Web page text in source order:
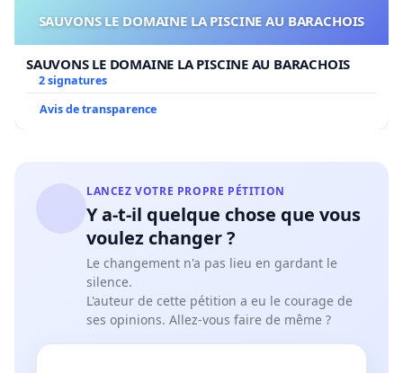
SAUVONS LE DOMAINE LA PISCINE AU BARACHOIS
SAUVONS LE DOMAINE LA PISCINE AU BARACHOIS
2 signatures
Avis de transparence
LANCEZ VOTRE PROPRE PÉTITION
Y a-t-il quelque chose que vous
voulez changer ?
Le changement n'a pas lieu en gardant le
silence.
L'auteur de cette pétition a eu le courage de
ses opinions. Allez-vous faire de même ?